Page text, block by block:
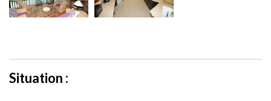
Situation :